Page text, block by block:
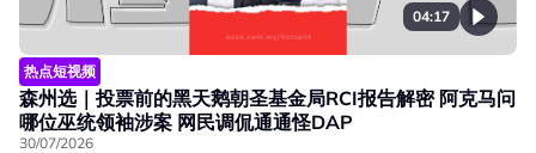
04:17
热点短视频
森州选｜投票前的黑天鹅朝圣基金局RCI报告解密 阿克马问
哪位巫统领袖涉案 网民调侃通通怪DAP
30/07/2026